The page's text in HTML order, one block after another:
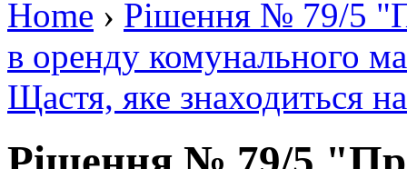
Home › Рішення № 79/5
в оренду комунального
Щастя, яке знаходиться